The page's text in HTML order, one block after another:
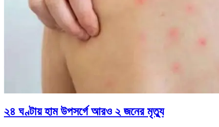
২৪ ঘণ্টায় হাম উপসর্গে আরও ২ জনের মৃত্যু